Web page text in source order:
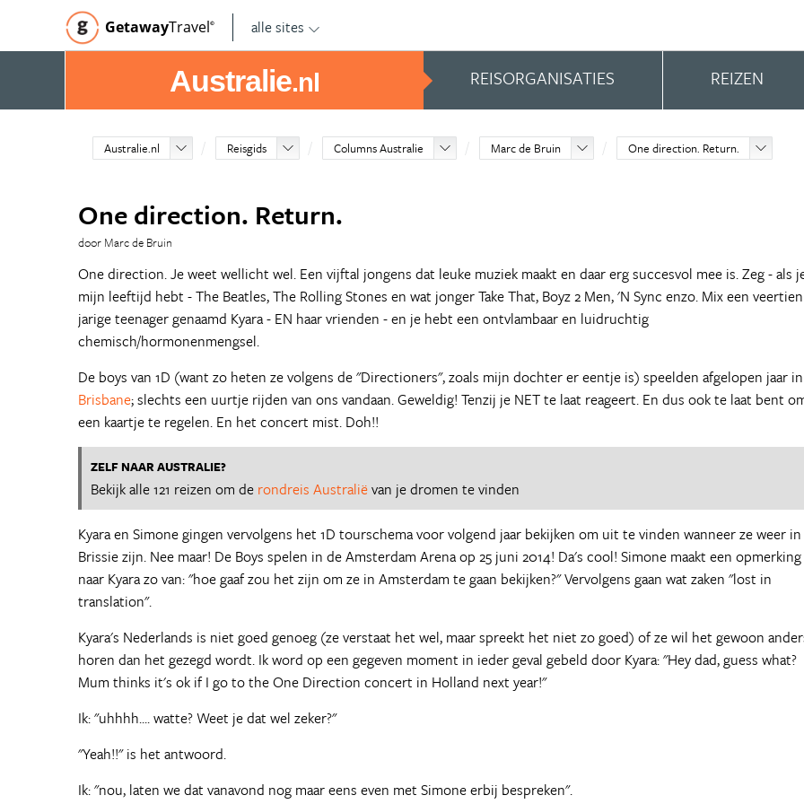
GetawayTravel© alle sites
Australie.nl REISORGANISATIES REIZEN
Australie.nl Reisgids Columns Australie Marc de Bruin One direction. Return.
One direction. Return.
door Marc de Bruin
One direction. Je weet wellicht wel. Een vijftal jongens dat leuke muziek maakt en daar erg succesvol mee is. Zeg - als
mijn leeftijd hebt - The Beatles, The Rolling Stones en wat jonger Take That, Boyz 2 Men, 'N Sync enzo. Mix een veertien
jarige teenager genaamd Kyara - EN haar vrienden - en je hebt een ontvlambaar en luidruchtig
chemisch/hormonenmengsel.
De boys van 1D (want zo heten ze volgens de "Directioners", zoals mijn dochter er eentje is) speelden afgelopen jaar in
Brisbane; slechts een uurtje rijden van ons vandaan. Geweldig! Tenzij je NET te laat reageert. En dus ook te laat bent
een kaartje te regelen. En het concert mist. Doh!!
ZELF NAAR AUSTRALIE?
Bekijk alle 121 reizen om de rondreis Australiëvan je dromen te vinden
Kyara en Simone gingen vervolgens het 1D tourschema voor volgend jaar bekijken om uit te vinden wanneer ze weer in
Brissie zijn. Nee maar! De Boys spelen in de Amsterdam Arena op 25 juni 2014! Da's cool! Simone maakt een opmerking
naar Kyara zo van: "hoe gaaf zou het zijn om ze in Amsterdam te gaan bekijken?" Vervolgens gaan wat zaken "lost in
translation".
Kyara's Nederlands is niet goed genoeg (ze verstaat het wel, maar spreekt het niet zo goed) of ze wil het gewoon
horen dan het gezegd wordt. Ik word op een gegeven moment in ieder geval gebeld door Kyara: "Hey dad, guess what?
Mum thinks it's ok if I go to the One Direction concert in Holland next year!"
Ik: "uhhhh.... watte? Weet je dat wel zeker?"
"Yeah!!" is het antwoord.
Ik: "nou, laten we dat vanavond nog maar eens even met Simone erbij bespreken".